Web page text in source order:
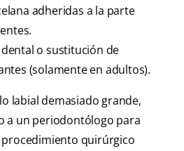
adheridas a la parte
o sustitución de
(solamente en adultos).
labial demasiado grande,
a un periodontólogo para
quirúrgico